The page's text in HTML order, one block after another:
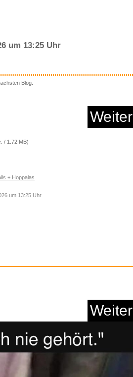
Anzeige
um 13:25 Uhr
Blog.
Weiter
/ 1.72 MB)
+ Hoppalas
um 13:25 Uhr
Weiter